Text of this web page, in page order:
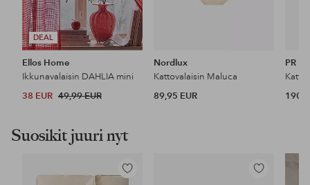
DEAL
Ellos Home
Ikkunavalaisin DAHLIA mini
38 EUR 49,99 EUR
Nordlux
Kattovalaisin Maluca
89,95 EUR
PR
190
Suosikit juuri nyt
Lisää
Lisää